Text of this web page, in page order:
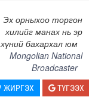
Эх орныхоо торгон
хилийг манах нь эр
хүний бахархал юм
Mongolian National
Broadcaster
ЖИРГЭХ ТҮГЭЭХ